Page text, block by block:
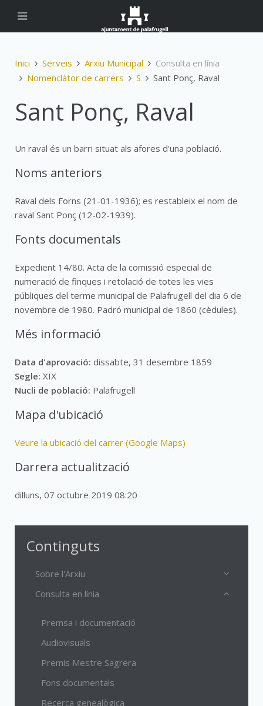
Inici Serveis Arxiu Municipal
Consulta en línia
Nomenclàtor de carrers
S Sant Ponç, Raval
Sant Ponç, Raval
Un raval és un barri situat als afores d'una població.
Noms anteriors
Raval dels Forns (21-01-1936); es restableix el nom de
raval Sant Ponç (12-02-1939).
Fonts documentals
Expedient 14/80. Acta de la comissió especial de
numeració de finques i retolació de totes les vies
públiques del terme municipal de Palafrugell del dia 6 de
novembre de 1980. Padró municipal de 1860 (cèdules).
Més informació
Data d'aprovació: dissabte, 31 desembre 1859
Segle: XIX
Nucli de població: Palafrugell
Mapa d'ubicació
Veure la ubicació del carrer (Google Maps)
Darrera actualització
dilluns, 07 octubre 2019 08:20
Continguts
Sobre l'Arxiu
Consulta en línia
Premsa i documentació
Audiovisuals
Premis Mestre Sagrera
Fons documentals
Recerca genealògica